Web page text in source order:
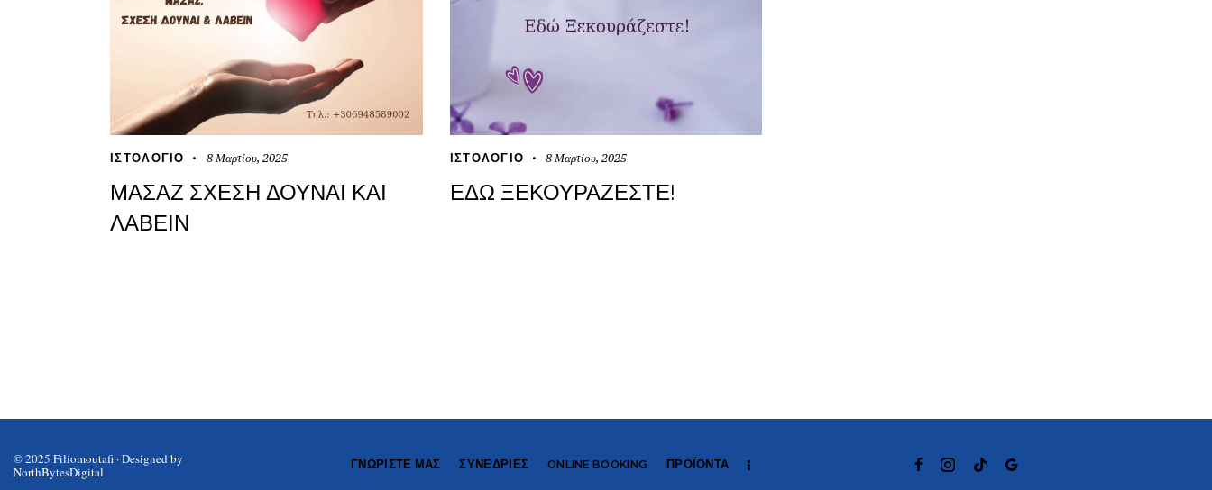
ΙΣΤΟΛΌΓΙΟ 8 Μαρτίου, 2025
ΜΑΣΆΖ ΣΧΈΣΗ ΔΟΎΝΑΙ ΚΑΙ
ΛΑΒΕΊΝ
ΙΣΤΟΛΌΓΙΟ 8 Μαρτίου, 2025
ΕΔΏ ΞΕΚΟΥΡΆΖΕΣΤΕ!
© 2025 Filiomoutafi · Designed by
NorthBytesDigital
ΓΝΩΡΊΣΤΕ ΜΑΣ ΣΥΝΕΔΡΊΕΣ ONLINE BOOKING ΠΡΟΪΌΝΤΑ